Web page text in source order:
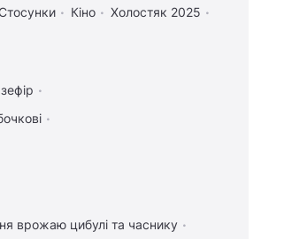
Кіно
Холостяк 2025
врожаю цибулі та часнику